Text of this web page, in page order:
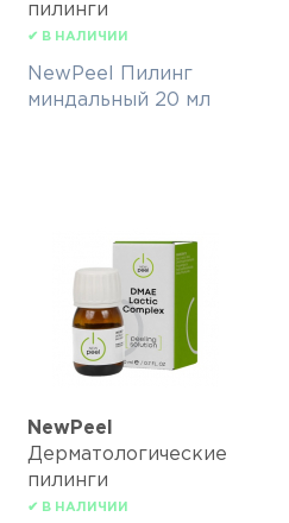
пилинги
✔ В НАЛИЧИИ
NewPeel Пилинг
миндальный 20 мл
NewPeel
Дерматологические
пилинги
✔ В НАЛИЧИИ